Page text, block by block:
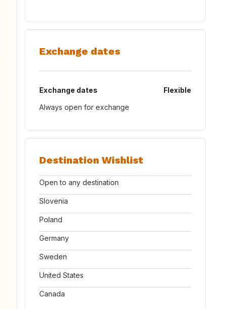
Exchange dates
Exchange dates
Flexible
Always open for exchange
Destination Wishlist
Open to any destination
Slovenia
Poland
Germany
Sweden
United States
Canada